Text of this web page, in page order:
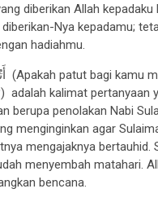
diberikan Allah kepadaku
Nya kepadamu;
hadiahmu.
adalah kalimat pertanyaan
berupa penolakan Nabi
menginginkan agar
mengajaknya bertauhid.
menyembah matahari.
bencana.